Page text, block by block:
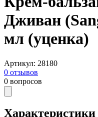
Дживан
мл (уценка)
Артикул: 28180
0 отзывов
0 вопросов
Характеристики